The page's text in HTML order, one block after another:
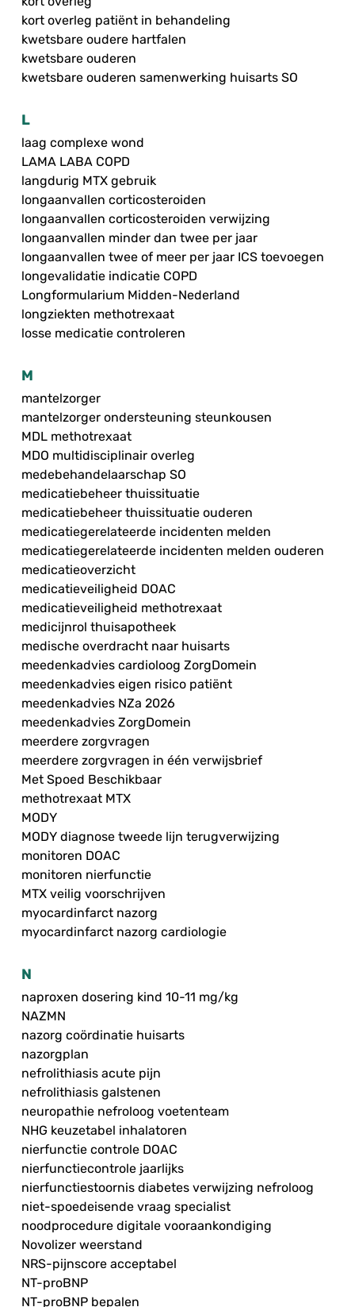
kort overleg patiënt in behandeling
kwetsbare oudere hartfalen
kwetsbare ouderen
kwetsbare ouderen samenwerking huisarts SO
L
laag complexe wond
LAMA LABA COPD
langdurig MTX gebruik
longaanvallen corticosteroiden
longaanvallen corticosteroiden verwijzing
longaanvallen minder dan twee per jaar
longaanvallen twee of meer per jaar ICS toevoegen
longevalidatie indicatie COPD
Longformularium Midden-Nederland
longziekten methotrexaat
losse medicatie controleren
M
mantelzorger
mantelzorger ondersteuning steunkousen
MDL methotrexaat
MDO multidisciplinair overleg
medebehandelaarschap SO
medicatiebeheer thuissituatie
medicatiebeheer thuissituatie ouderen
medicatiegerelateerde incidenten melden
medicatiegerelateerde incidenten melden ouderen
medicatieoverzicht
medicatieveiligheid DOAC
medicatieveiligheid methotrexaat
medicijnrol thuisapotheek
medische overdracht naar huisarts
meedenkadvies cardioloog ZorgDomein
meedenkadvies eigen risico patiënt
meedenkadvies NZa 2026
meedenkadvies ZorgDomein
meerdere zorgvragen
meerdere zorgvragen in één verwijsbrief
Met Spoed Beschikbaar
methotrexaat MTX
MODY
MODY diagnose tweede lijn terugverwijzing
monitoren DOAC
monitoren nierfunctie
MTX veilig voorschrijven
myocardinfarct nazorg
myocardinfarct nazorg cardiologie
N
naproxen dosering kind 10-11 mg/kg
NAZMN
nazorg coördinatie huisarts
nazorgplan
nefrolithiasis acute pijn
nefrolithiasis galstenen
neuropathie nefroloog voetenteam
NHG keuzetabel inhalatoren
nierfunctie controle DOAC
nierfunctiecontrole jaarlijks
nierfunctiestoornis diabetes verwijzing nefroloog
niet-spoedeisende vraag specialist
noodprocedure digitale vooraankondiging
Novolizer weerstand
NRS-pijnscore acceptabel
NT-proBNP
NT-proBNP bepalen